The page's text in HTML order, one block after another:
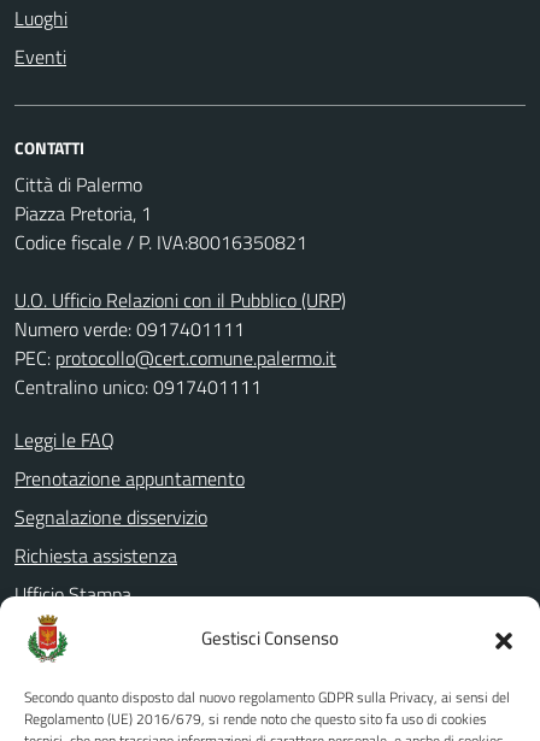
Gestisci Consenso
Secondo quanto disposto dal nuovo regolamento GDPR sulla Privacy, ai sensi del
Regolamento (UE) 2016/679, si rende noto che questo sito fa uso di cookies
Luoghi
Eventi
CONTATTI
Città di Palermo
Piazza Pretoria, 1
Codice fiscale / P. IVA:80016350821
U.O. Ufficio Relazioni con il Pubblico (URP)
Numero verde: 0917401111
PEC: protocollo@cert.comune.palermo.it
Centralino unico: 0917401111
Leggi le FAQ
Prenotazione appuntamento
Segnalazione disservizio
Richiesta assistenza
Ufficio Stampa
Amministrazione Trasparente
Albo pretorio
Informativa privacy